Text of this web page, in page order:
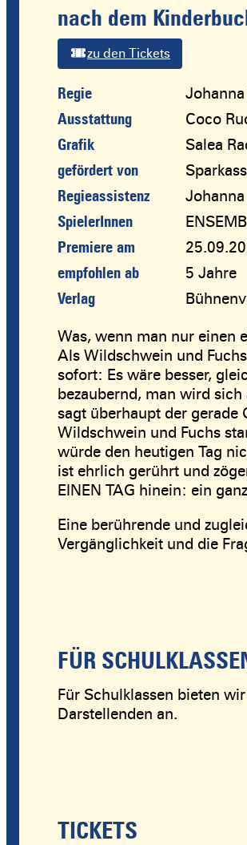
nach dem
zu den Tickets
Regie
Ausstattung
Coco
Grafik
Salea
gefördert von
Regieassistenz
SpielerInnen
Premiere am
empfohlen ab
5 Jahre
Verlag
Was, wenn man nur einen
Als Wildschwein und
sofort: Es wäre besser,
bezaubernd, man wird
sagt überhaupt der gerade
Wildschwein und Fuchs
würde den heutigen Tag
ist ehrlich gerührt und
EINEN TAG hinein: ein
Eine berührende und
Vergänglichkeit und die
FÜR
Für Schulklassen bieten
Darstellenden an.
TICKETS